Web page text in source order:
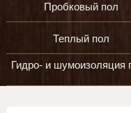
Пробковый пол
Теплый пол
Гидро- и шумоизоляция